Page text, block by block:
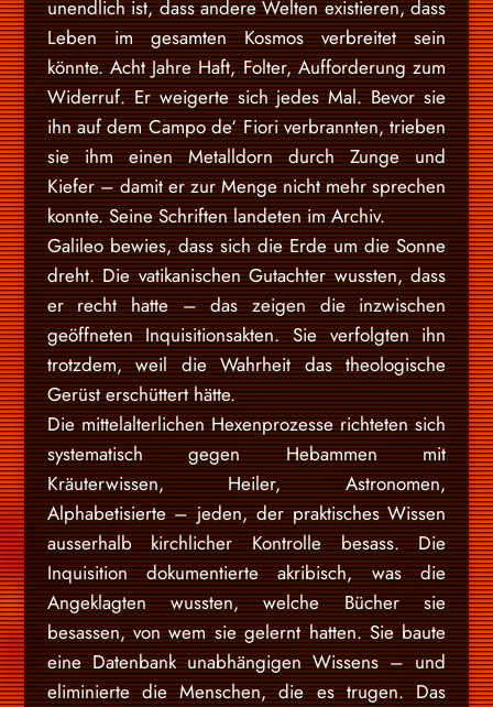
unendlich ist, dass andere Welten existieren, dass
Leben im gesamten Kosmos verbreitet sein
könnte. Acht Jahre Haft, Folter, Aufforderung zum
Widerruf. Er weigerte sich jedes Mal. Bevor sie
ihn auf dem Campo de‘ Fiori verbrannten, trieben
sie ihm einen Metalldorn durch Zunge und
Kiefer – damit er zur Menge nicht mehr sprechen
konnte. Seine Schriften landeten im Archiv.
Galileo bewies, dass sich die Erde um die Sonne
dreht. Die vatikanischen Gutachter wussten, dass
er recht hatte – das zeigen die inzwischen
geöffneten Inquisitionsakten. Sie verfolgten ihn
trotzdem, weil die Wahrheit das theologische
Gerüst erschüttert hätte.
Die mittelalterlichen Hexenprozesse richteten sich
systematisch gegen Hebammen mit
Kräuterwissen, Heiler, Astronomen,
Alphabetisierte – jeden, der praktisches Wissen
ausserhalb kirchlicher Kontrolle besass. Die
Inquisition dokumentierte akribisch, was die
Angeklagten wussten, welche Bücher sie
besassen, von wem sie gelernt hatten. Sie baute
eine Datenbank unabhängigen Wissens – und
eliminierte die Menschen, die es trugen. Das